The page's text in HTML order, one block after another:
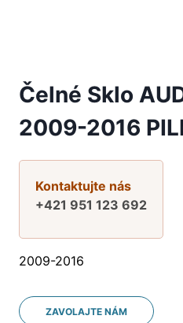
Čelné Sklo
2009-2016
Kontaktujte nás
+421 951 123 692
2009-2016
ZAVOLAJTE NÁM